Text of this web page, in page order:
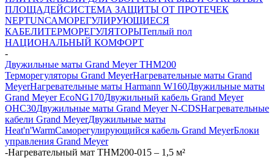
ПЛОЩАДЕЙСИСТЕМА ЗАЩИТЫ ОТ ПРОТЕЧЕК
NEPTUNСАМОРЕГУЛИРУЮЩИЕСЯ
КАБЕЛИТЕРМОРЕГУЛЯТОРЫТеплый пол
НАЦИОНАЛЬНЫЙ КОМФОРТ
-
Двужильные маты Grand Meyer THM200
Терморегуляторы Grand MeyerНагревательные маты Grand
MeyerНагревательные маты Harmann W160Двужильные маты
Grand Meyer EcoNG170Двужильный кабель Grand Meyer
OHC30Двужильные маты Grand Meyer N-CDSНагревательные
кабели Grand MeyerДвужильные маты
Heat'n'WarmСаморегулирующийся кабель Grand MeyerБлоки
управления Grand Meyer
-Нагревательный мат THM200-015 – 1,5 м²